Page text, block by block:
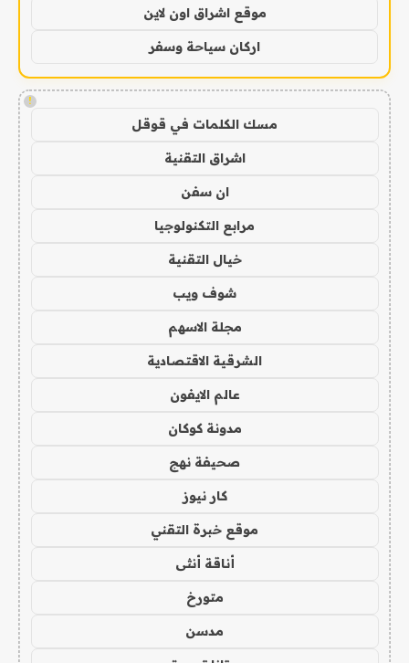
موقع اشراق اون لاين
اركان سياحة وسفر
!
مسك الكلمات في قوقل
اشراق التقنية
ان سفن
مرابع التكنولوجيا
خيال التقنية
شوف ويب
مجلة الاسهم
الشرقية الاقتصادية
عالم الايفون
مدونة كوكان
صحيفة نهج
كار نيوز
موقع خبرة التقني
أناقة أنثى
متورخ
مدسن